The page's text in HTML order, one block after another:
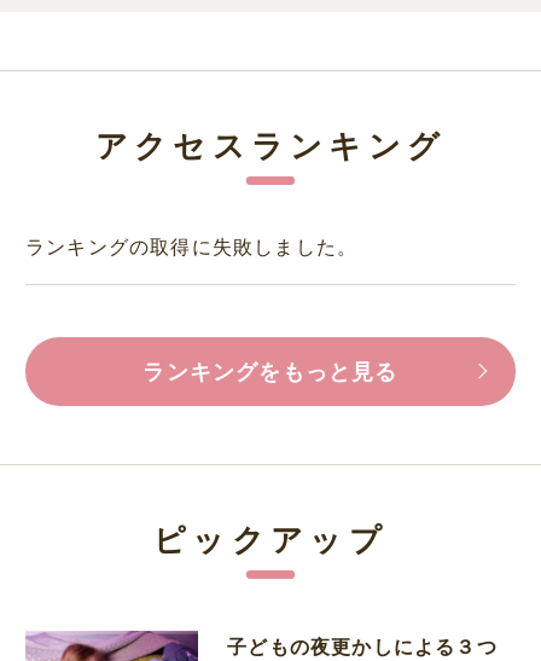
アクセスランキング
ランキングの取得に失敗しました。
ランキングをもっと見る
ピックアップ
子どもの夜更かしによる３つ